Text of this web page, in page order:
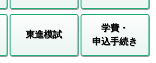
東進模試
学費・
申込手続き